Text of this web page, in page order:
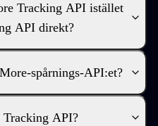
Tracking API istället
API direkt?
spårnings-API:et?
Tracking API?